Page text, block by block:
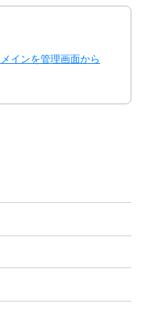
インを管理画面から